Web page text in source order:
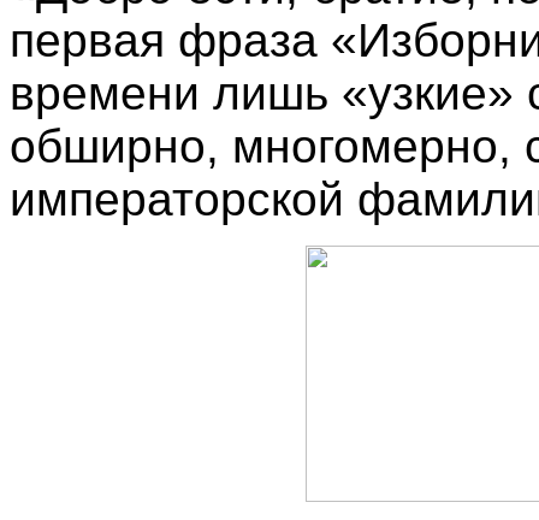
первая фраза
времени лишь «узкие»
обширно, многомерно,
императорской